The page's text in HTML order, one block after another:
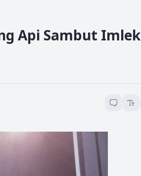
Api Sambut Imlek